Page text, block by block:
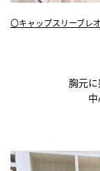
〇キャップスリーブレ
胸元